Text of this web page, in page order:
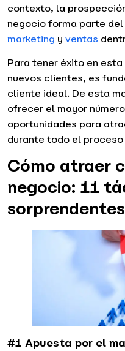
contexto, la
negocio forma parte
marketing y ventas
Para tener éxito en
nuevos clientes, es
cliente ideal. De esta
ofrecer el mayor
oportunidades para
durante todo el proceso
Cómo atraer
negocio: 11
sorprendentes
#1 Apuesta por el